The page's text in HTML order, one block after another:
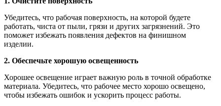
Убедитесь, что рабочая поверхность, на которой будете
работать, чиста от пыли, грязи и других загрязнений. Это
поможет избежать появления дефектов на финишном
изделии.
2. Обеспечьте хорошую освещенность
Хорошее освещение играет важную роль в точной обработке
материала. Убедитесь, что рабочее место хорошо освещено,
чтобы избежать ошибок и ускорить процесс работы.